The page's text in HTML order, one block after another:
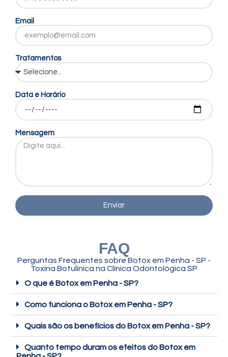
Email
Tratamentos
Data e Horário
Mensagem
Enviar
FAQ
Perguntas Frequentes sobre Botox em Penha - SP -
Toxina Botulínica na Clínica Odontológica SP
O que é Botox em Penha - SP?
Como funciona o Botox em Penha - SP?
Quais são os benefícios do Botox em Penha - SP?
Quanto tempo duram os efeitos do Botox em